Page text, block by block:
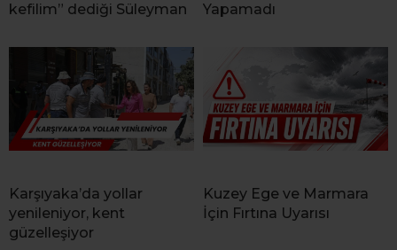
kefilim” dediği Süleyman Yapamadı
Karşıyaka’da yollar
yenileniyor, kent
güzelleşiyor
Kuzey Ege ve Marmara
İçin Fırtına Uyarısı